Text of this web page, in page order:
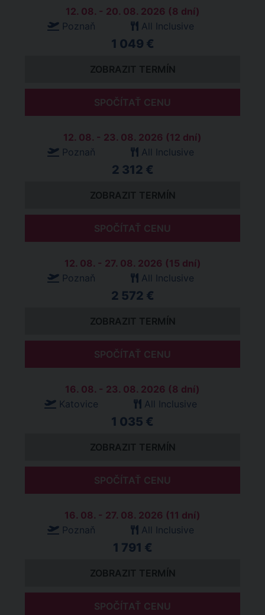
12. 08. - 20. 08. 2026 (8 dní)
Poznaň
All Inclusive
1 049 €
ZOBRAZIT TERMÍN
SPOČÍTAŤ CENU
12. 08. - 23. 08. 2026 (12 dní)
Poznaň
All Inclusive
2 312 €
ZOBRAZIT TERMÍN
SPOČÍTAŤ CENU
12. 08. - 27. 08. 2026 (15 dní)
Poznaň
All Inclusive
2 572 €
ZOBRAZIT TERMÍN
SPOČÍTAŤ CENU
16. 08. - 23. 08. 2026 (8 dní)
Katovice
All Inclusive
1 035 €
ZOBRAZIT TERMÍN
SPOČÍTAŤ CENU
16. 08. - 27. 08. 2026 (11 dní)
Poznaň
All Inclusive
1 791 €
ZOBRAZIT TERMÍN
SPOČÍTAŤ CENU